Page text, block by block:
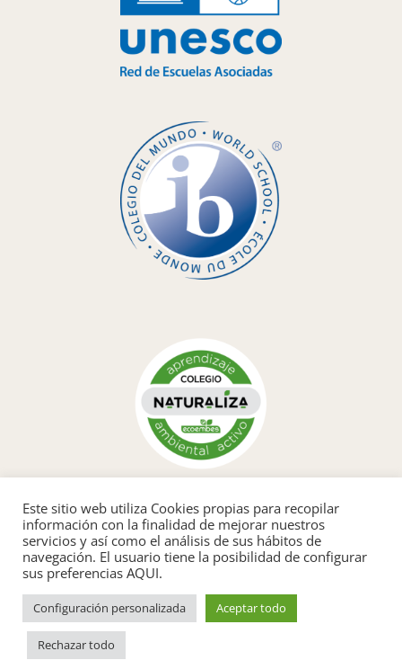
Este sitio web utiliza Cookies propias para recopilar
información con la finalidad de mejorar nuestros
servicios y así como el análisis de sus hábitos de
navegación. El usuario tiene la posibilidad de configurar
sus preferencias AQUI.
Configuración personalizada Aceptar todo
Rechazar todo